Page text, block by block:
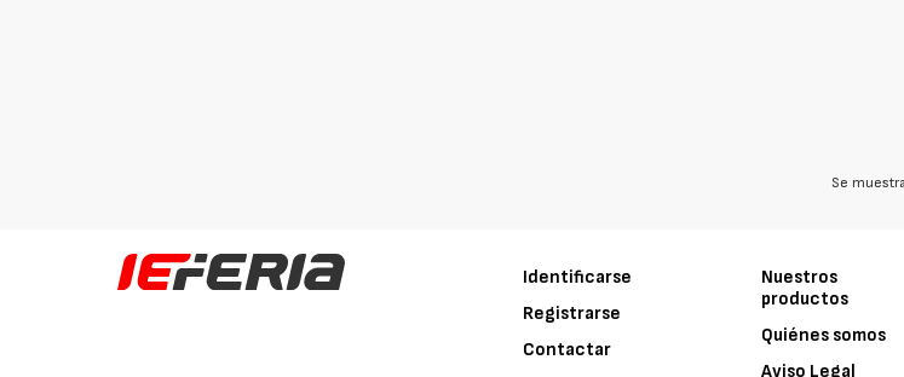
Se
Identificarse
Registrarse
Contactar
Nuestros
productos
Quiénes somos
Aviso Legal